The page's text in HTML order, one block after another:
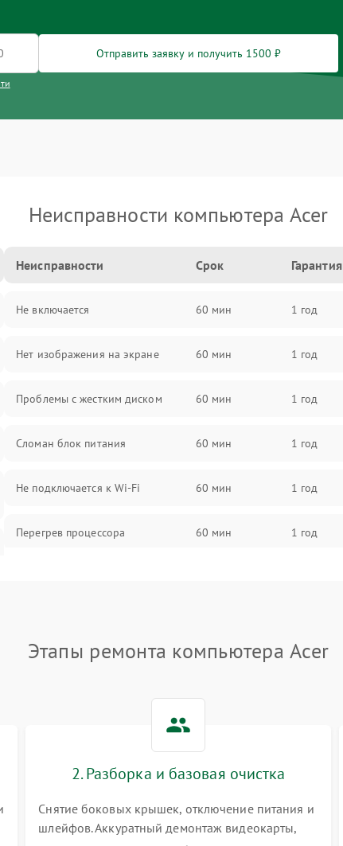
Отправить заявку и получить 1500 ₽
Неисправности компьютера Acer
Неисправности Срок Гарантия
Не включается 60 мин 1 год
Нет изображения на экране 60 мин 1 год
Проблемы с жестким диском 60 мин 1 год
Сломан блок питания 60 мин 1 год
Не подключается к Wi-Fi 60 мин 1 год
Перегрев процессора 60 мин 1 год
Ошибки в работе оперативной
Не распознается USB-порт 60 мин
Этапы ремонта компьютера Acer
2. Разборка и базовая очистка
Снятие боковых крышек, отключение питания и
шлейфов. Аккуратный демонтаж видеокарты,